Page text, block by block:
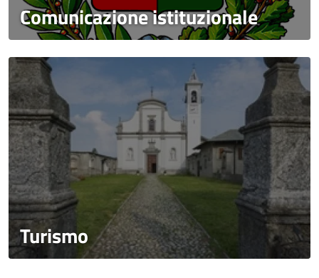
Comunicazione istituzionale
Turismo